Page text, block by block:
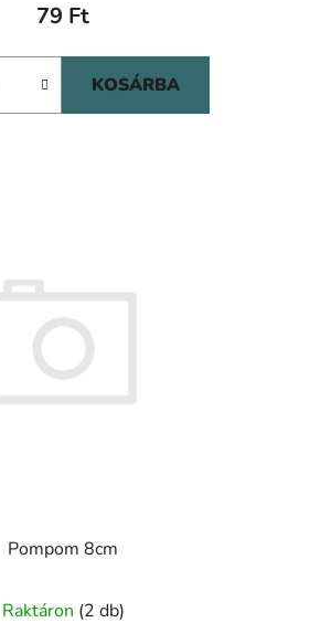
79 Ft
KOSÁRBA
Pompom 8cm
Raktáron (2 db)